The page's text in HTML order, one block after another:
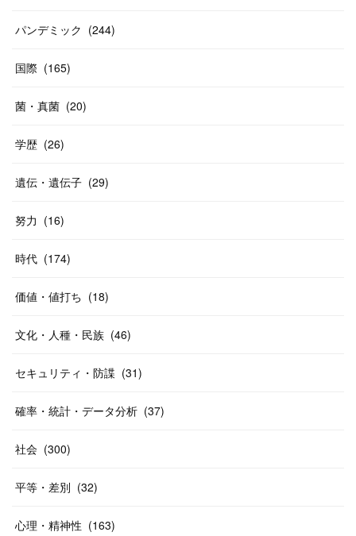
パンデミック (244)
国際 (165)
菌・真菌 (20)
学歴 (26)
遺伝・遺伝子 (29)
努力 (16)
時代 (174)
価値・値打ち (18)
文化・人種・民族 (46)
セキュリティ・防諜 (31)
確率・統計・データ分析 (37)
社会 (300)
平等・差別 (32)
心理・精神性 (163)